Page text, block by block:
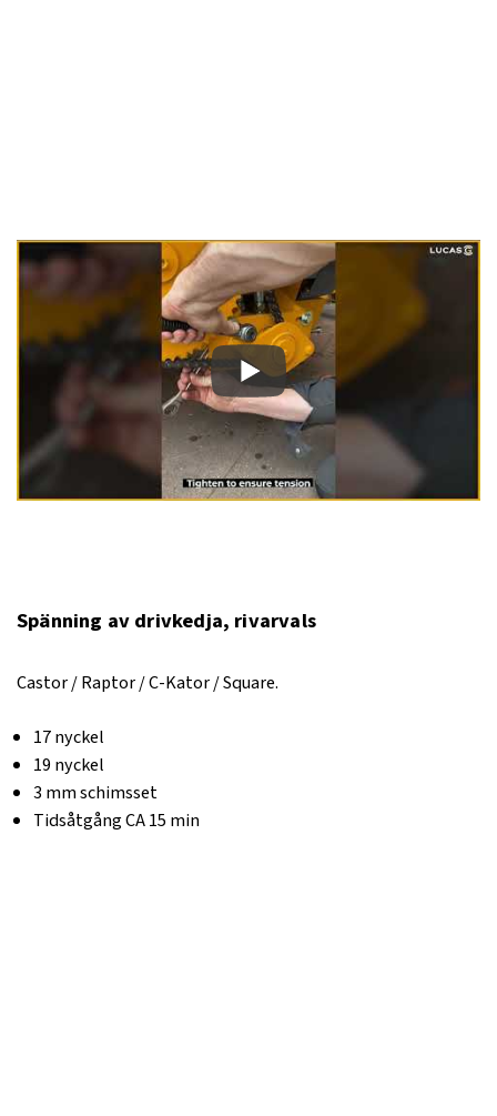
Spänning av drivkedja, rivarvals
Castor / Raptor / C-Kator / Square.
17 nyckel
19 nyckel
3 mm schimsset
Tidsåtgång CA 15 min